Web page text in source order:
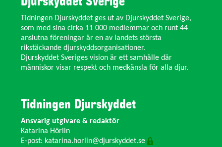
Tidningen Djurskyddet ges ut av Djurskyddet Sverige,
som med sina cirka 11 000 medlemmar och runt 44
anslutna föreningar är en av landets största
rikstäckande djurskyddsorganisationer.
Djurskyddet Sveriges vision är ett samhälle där
människor visar respekt och medkänsla för alla djur.
Tidningen Djurskyddet
Ansvarig utgivare & redaktör
Katarina Hörlin
E-post: katarina.horlin@djurskyddet.se